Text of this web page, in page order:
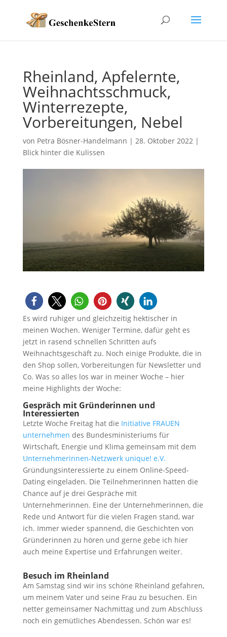
Rheinland, Apfelernte,
Weihnachtsschmuck,
Winterrezepte,
Vorbereitungen, Nebel
von Petra Bösner-Handelmann | 28. Oktober 2022|
Blick hinter die Kulissen
Es wird ruhiger und gleichzeitig hektischer in
meinen Wochen. Weniger Termine, dafür geht es
jetzt in rasend schnellen Schritten aufs
Weihnachtsgeschäft zu. Noch einige Produkte, die in
den Shop sollen, Vorbereitungen für Newsletter und
Co. Was so alles los war in meiner Woche – hier
meine Highlights der Woche:
Gespräch mit Gründerinnen und
Interessierten
Letzte Woche Freitag hat die Initiative FRAUEN
unternehmen des Bundesministeriums für
Wirtschaft, Energie und Klima gemeinsam mit dem
Unternehmerinnen-Netzwerk unique! e.V.
Gründungsinteressierte zu einem Online-Speed-
Dating eingeladen. Die Teilnehmerinnen hatten die
Chance auf je drei Gespräche mit
Unternehmerinnen. Eine der Unternehmerinnen, die
Rede und Antwort für die vielen Fragen stand, war
ich. Immer wieder spannend, die Geschichten von
Gründerinnen zu hören und gerne gebe ich hier
auch meine Expertise und Erfahrungen weiter.
Besuch im Rheinland
Am Samstag sind wir ins schöne Rheinland gefahren,
um meinem Vater und seine Frau zu besuchen. Ein
netter gemeinsamer Nachmittag und zum Abschluss
noch ein gemütliches Abendessen. Schön war es!